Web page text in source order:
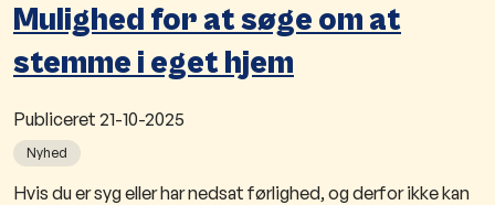
Mulighed for at søge om at
stemme i eget hjem
Publiceret 21-10-2025
Nyhed
Hvis du er syg eller har nedsat førlighed, og derfor ikke kan